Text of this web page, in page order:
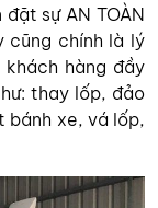
sự AN TOÀN
cũng chính là lý
khách hàng đầy
thay lốp, đảo
bánh xe, vá lốp,